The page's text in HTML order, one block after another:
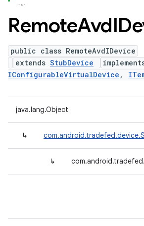
RemoteAvd
public class RemoteAvdIDevice
extends StubDevice
IConfigurableVirtualDevice ,
java.lang.Object
↳
↳